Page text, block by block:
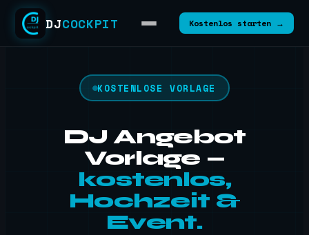
DJCOCKPIT Kostenlos starten →
KOSTENLOSE VORLAGE
DJ Angebot
Vorlage —
kostenlos,
Hochzeit &
Event.